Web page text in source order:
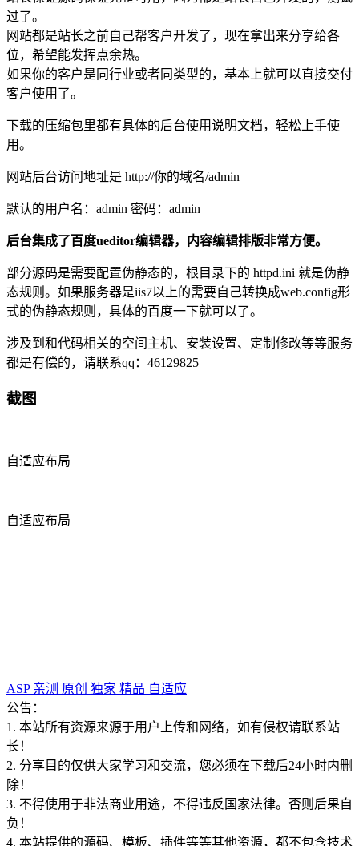
过了。
网站都是站长之前自己帮客户开发了，现在拿出来分享给各
位，希望能发挥点余热。
如果你的客户是同行业或者同类型的，基本上就可以直接交付
客户使用了。
下载的压缩包里都有具体的后台使用说明文档，轻松上手使
用。
网站后台访问地址是 http://你的域名/admin
默认的用户名：admin 密码：admin
后台集成了百度ueditor编辑器，内容编辑排版非常方便。
部分源码是需要配置伪静态的，根目录下的 httpd.ini 就是伪静
态规则。如果服务器是iis7以上的需要自己转换成web.config形
式的伪静态规则，具体的百度一下就可以了。
涉及到和代码相关的空间主机、安装设置、定制修改等等服务
都是有偿的，请联系qq：46129825
截图
自适应布局
自适应布局
ASP 亲测 原创 独家 精品 自适应
公告：
1. 本站所有资源来源于用户上传和网络，如有侵权请联系站
长！
2. 分享目的仅供大家学习和交流，您必须在下载后24小时内删
除！
3. 不得使用于非法商业用途，不得违反国家法律。否则后果自
负！
4. 本站提供的源码、模板、插件等等其他资源，都不包含技术